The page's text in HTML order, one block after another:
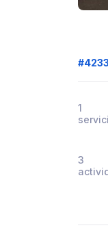
1
3